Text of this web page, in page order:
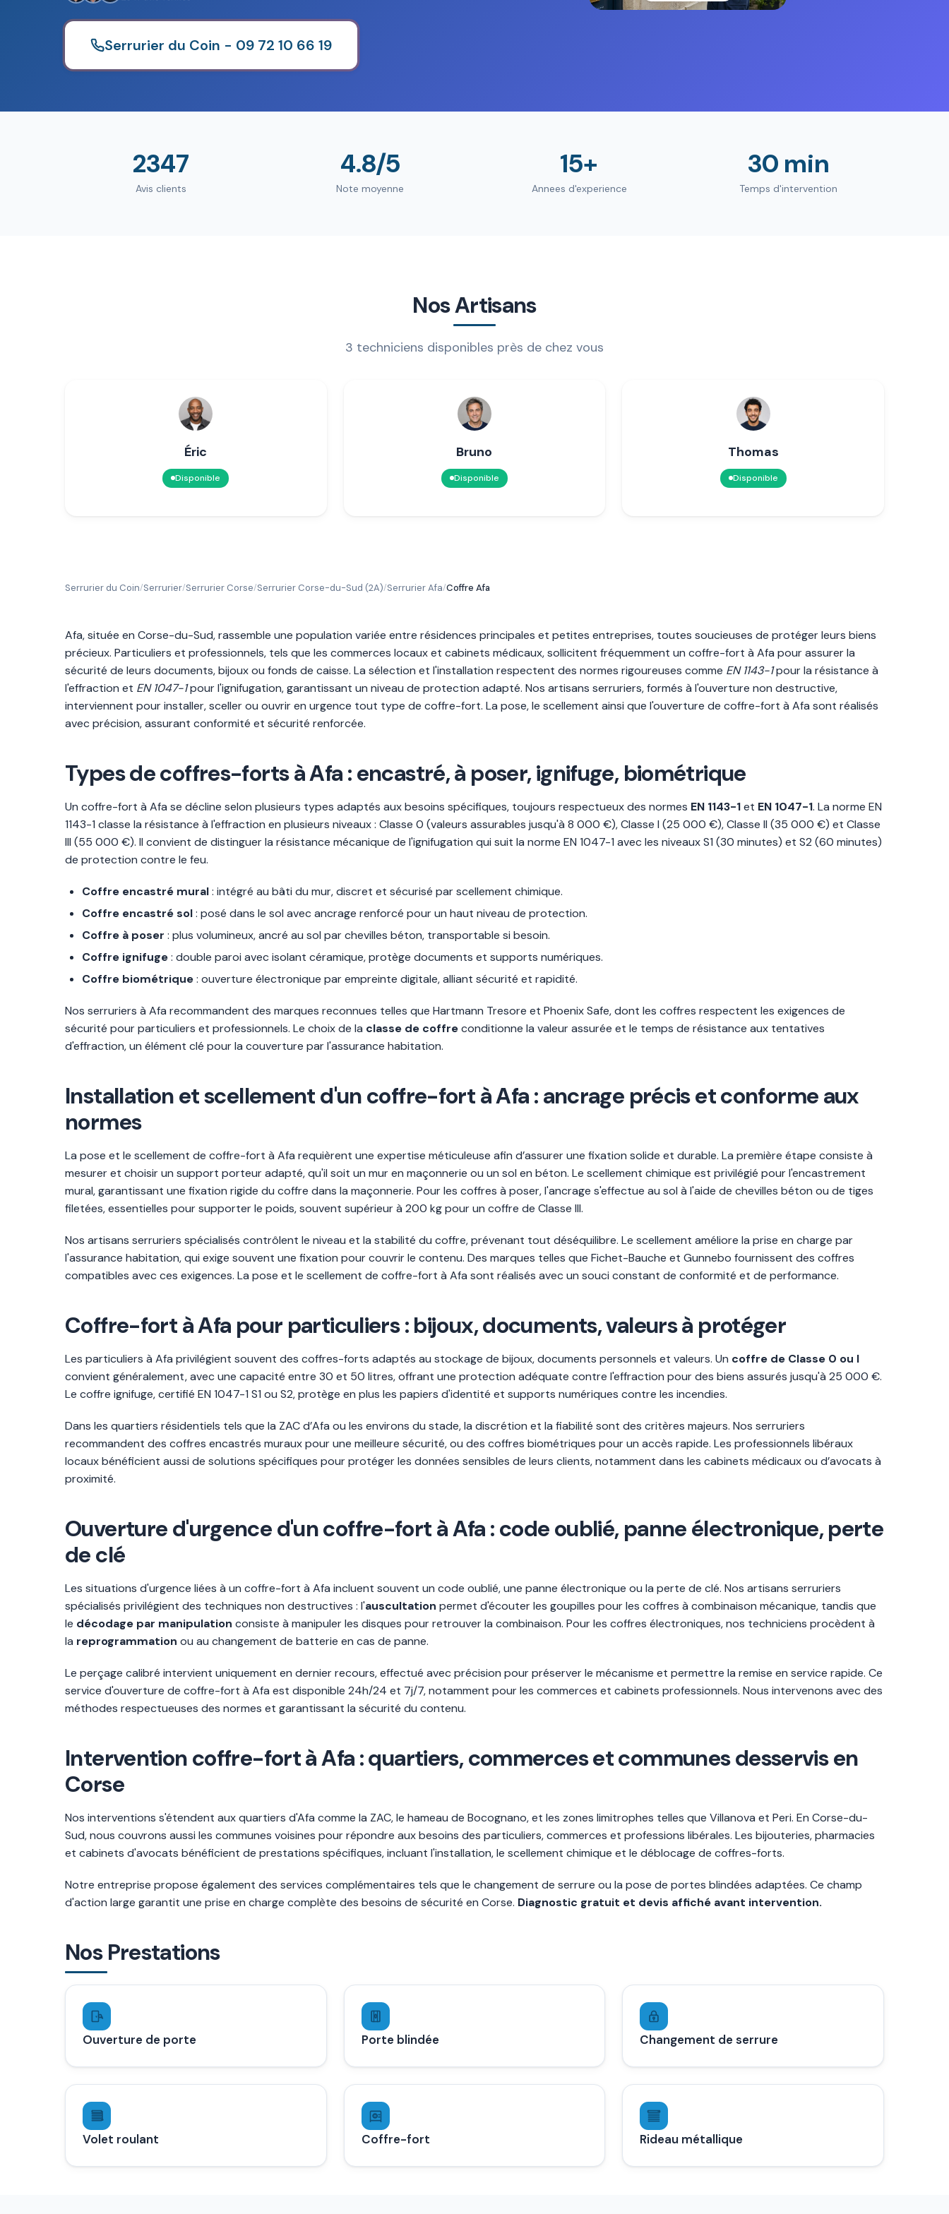
Serrurier du Coin - 09 72 10 66 19
2347
Avis clients
4.8/5
Note moyenne
15+
Annees d'experience
30 min
Temps d'intervention
Nos Artisans
3 techniciens disponibles près de chez vous
Éric
Disponible
Bruno
Disponible
Thomas
Disponible
Serrurier du Coin/Serrurier/Serrurier Corse/Serrurier Corse-du-Sud (2A)/Serrurier Afa/Coffre Afa
Afa, située en Corse-du-Sud, rassemble une population variée entre résidences principales et petites entreprises, toutes soucieuses de protéger leurs biens
précieux. Particuliers et professionnels, tels que les commerces locaux et cabinets médicaux, sollicitent fréquemment un coffre-fort à Afa pour assurer la
sécurité de leurs documents, bijoux ou fonds de caisse. La sélection et l'installation respectent des normes rigoureuses comme EN 1143-1pour la résistance à
l'effraction et EN 1047-1pour l'ignifugation, garantissant un niveau de protection adapté. Nos artisans serruriers, formés à l'ouverture non destructive,
interviennent pour installer, sceller ou ouvrir en urgence tout type de coffre-fort. La pose, le scellement ainsi que l'ouverture de coffre-fort à Afa sont réalisés
avec précision, assurant conformité et sécurité renforcée.
Types de coffres-forts à Afa : encastré, à poser, ignifuge, biométrique
Un coffre-fort à Afa se décline selon plusieurs types adaptés aux besoins spécifiques, toujours respectueux des normes EN 1143-1et EN 1047-1. La norme EN
1143-1 classe la résistance à l'effraction en plusieurs niveaux : Classe 0 (valeurs assurables jusqu'à 8 000 €), Classe I (25 000 €), Classe II (35 000 €) et Classe
III (55 000 €). Il convient de distinguer la résistance mécanique de l'ignifugation qui suit la norme EN 1047-1 avec les niveaux S1 (30 minutes) et S2 (60 minutes)
de protection contre le feu.
Coffre encastré mural: intégré au bâti du mur, discret et sécurisé par scellement chimique.
Coffre encastré sol: posé dans le sol avec ancrage renforcé pour un haut niveau de protection.
Coffre à poser : plus volumineux, ancré au sol par chevilles béton, transportable si besoin.
Coffre ignifuge: double paroi avec isolant céramique, protège documents et supports numériques.
Coffre biométrique: ouverture électronique par empreinte digitale, alliant sécurité et rapidité.
Nos serruriers à Afa recommandent des marques reconnues telles que Hartmann Tresore et Phoenix Safe, dont les coffres respectent les exigences de
sécurité pour particuliers et professionnels. Le choix de la classe de coffreconditionne la valeur assurée et le temps de résistance aux tentatives
d'effraction, un élément clé pour la couverture par l'assurance habitation.
Installation et scellement d'un coffre-fort à Afa : ancrage précis et conforme aux
normes
La pose et le scellement de coffre-fort à Afa requièrent une expertise méticuleuse afin d’assurer une fixation solide et durable. La première étape consiste à
mesurer et choisir un support porteur adapté, qu'il soit un mur en maçonnerie ou un sol en béton. Le scellement chimique est privilégié pour l'encastrement
mural, garantissant une fixation rigide du coffre dans la maçonnerie. Pour les coffres à poser, l'ancrage s'effectue au sol à l'aide de chevilles béton ou de tiges
filetées, essentielles pour supporter le poids, souvent supérieur à 200 kg pour un coffre de Classe III.
Nos artisans serruriers spécialisés contrôlent le niveau et la stabilité du coffre, prévenant tout déséquilibre. Le scellement améliore la prise en charge par
l'assurance habitation, qui exige souvent une fixation pour couvrir le contenu. Des marques telles que Fichet-Bauche et Gunnebo fournissent des coffres
compatibles avec ces exigences. La pose et le scellement de coffre-fort à Afa sont réalisés avec un souci constant de conformité et de performance.
Coffre-fort à Afa pour particuliers : bijoux, documents, valeurs à protéger
Les particuliers à Afa privilégient souvent des coffres-forts adaptés au stockage de bijoux, documents personnels et valeurs. Un coffre de Classe 0 ou I
convient généralement, avec une capacité entre 30 et 50 litres, offrant une protection adéquate contre l'effraction pour des biens assurés jusqu'à 25 000 €.
Le coffre ignifuge, certifié EN 1047-1 S1 ou S2, protège en plus les papiers d'identité et supports numériques contre les incendies.
Dans les quartiers résidentiels tels que la ZAC d’Afa ou les environs du stade, la discrétion et la fiabilité sont des critères majeurs. Nos serruriers
recommandent des coffres encastrés muraux pour une meilleure sécurité, ou des coffres biométriques pour un accès rapide. Les professionnels libéraux
locaux bénéficient aussi de solutions spécifiques pour protéger les données sensibles de leurs clients, notamment dans les cabinets médicaux ou d’avocats à
proximité.
Ouverture d'urgence d'un coffre-fort à Afa : code oublié, panne électronique, perte
de clé
Les situations d'urgence liées à un coffre-fort à Afa incluent souvent un code oublié, une panne électronique ou la perte de clé. Nos artisans serruriers
spécialisés privilégient des techniques non destructives : l'auscultation permet d'écouter les goupilles pour les coffres à combinaison mécanique, tandis que
le décodage par manipulation consiste à manipuler les disques pour retrouver la combinaison. Pour les coffres électroniques, nos techniciens procèdent à
la reprogrammation ou au changement de batterie en cas de panne.
Le perçage calibré intervient uniquement en dernier recours, effectué avec précision pour préserver le mécanisme et permettre la remise en service rapide. Ce
service d'ouverture de coffre-fort à Afa est disponible 24h/24 et 7j/7, notamment pour les commerces et cabinets professionnels. Nous intervenons avec des
méthodes respectueuses des normes et garantissant la sécurité du contenu.
Intervention coffre-fort à Afa : quartiers, commerces et communes desservis en
Corse
Nos interventions s'étendent aux quartiers d'Afa comme la ZAC, le hameau de Bocognano, et les zones limitrophes telles que Villanova et Peri. En Corse-du-
Sud, nous couvrons aussi les communes voisines pour répondre aux besoins des particuliers, commerces et professions libérales. Les bijouteries, pharmacies
et cabinets d'avocats bénéficient de prestations spécifiques, incluant l'installation, le scellement chimique et le déblocage de coffres-forts.
Notre entreprise propose également des services complémentaires tels que le changement de serrure ou la pose de portes blindées adaptées. Ce champ
d'action large garantit une prise en charge complète des besoins de sécurité en Corse. Diagnostic gratuit et devis affiché avant intervention.
Nos Prestations
Ouverture de porte Porte blindée Changement de serrure
Volet roulant Coffre-fort Rideau métallique